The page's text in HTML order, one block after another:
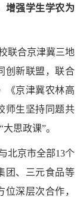
增强学生学农为
联合京津冀三地
创新联盟，联合
《京津冀农林高
师生坚持同题共
思政课”。
北京市全部13个
团、三元食品等
深层次合作，